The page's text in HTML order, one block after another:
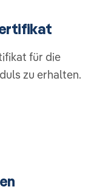
für die
zu erhalten.